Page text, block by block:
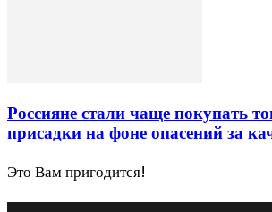
Россияне стали чаще покупать
присадки на фоне опасений за
Это Вам пригодится!